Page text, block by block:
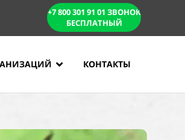
+7 800 301 91 01 ЗВОНОК
БЕСПЛАТНЫЙ
КОНТАКТЫ